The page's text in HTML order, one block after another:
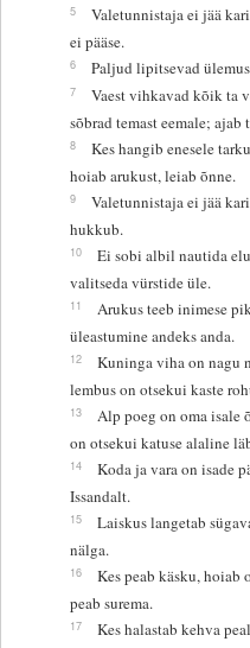
5
Valetunnistaja ei jää
ei pääse.
6 Paljud lipitsevad
7
Vaest vihkavad kõik ta
sõbrad temast eemale;
8
Kes hangib enesele
hoiab arukust, leiab õnne.
9
Valetunnistaja ei jää
hukkub.
10
Ei sobi albil nautida
valitseda vürstide üle.
11
Arukus teeb inimese
üleastumine andeks anda.
12
Kuninga viha on nagu
lembus on otsekui kaste
13
Alp poeg on oma isale
on otsekui katuse alaline
14
Koda ja vara on isade
Issandalt.
15
Laiskus langetab
nälga.
16
Kes peab käsku, hoiab
peab surema.
17
Kes halastab kehva